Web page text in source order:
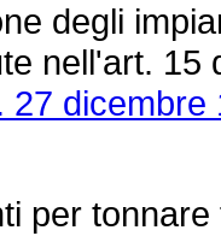
degli
nell'art. 15
27 dicembre
per tonnare